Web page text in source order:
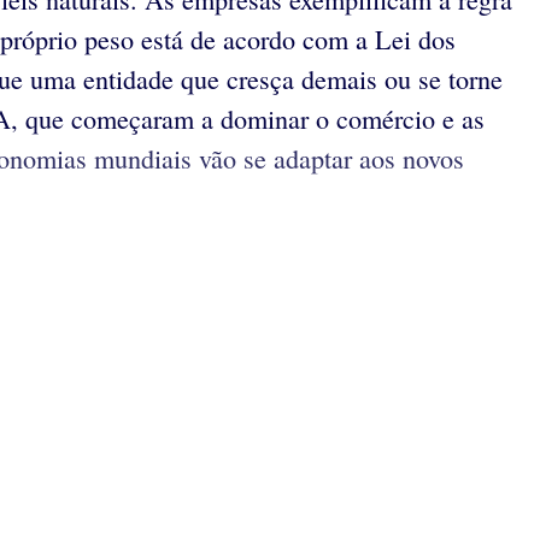
peso está de acordo com a Lei dos
uma entidade que cresça demais ou se torne
que começaram a dominar o comércio e as
mundiais vão se adaptar aos novos